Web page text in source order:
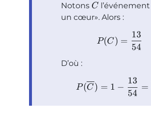
Notons C l’événement
un cœur . Alors :
P(C) =
54
13
D’où :
P(C) = 1 −
54
13
=